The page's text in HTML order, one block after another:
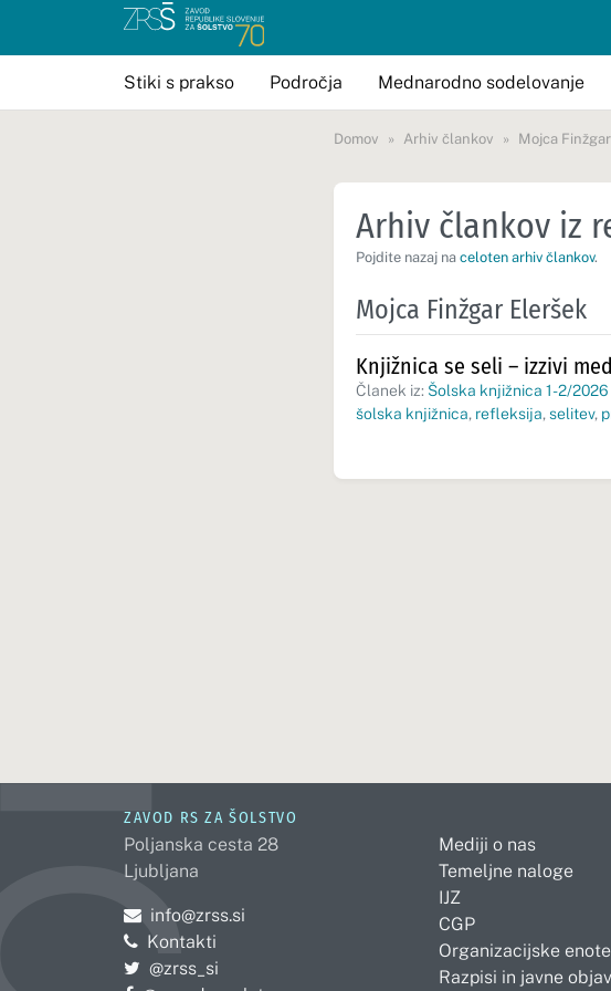
Stiki s prakso Področja Mednarodno sodelovanje
Domov Arhiv člankov Mojca
Arhiv člankov iz
Pojdite nazaj na celoten arhiv člankov.
Mojca Finžgar Eleršek
Knjižnica se seli – izzivi
Članek iz: Šolska knjižnica 1-2/2026
šolska knjižnica, refleksija, selitev,
ZAVOD RS ZA ŠOLSTVO
Poljanska cesta 28
Ljubljana
Pošljite e-mail na
info@zrss.si
Kontakti
Pojdite na Twitter:
@zrss_si
Mediji o nas
Temeljne naloge
IJZ
CGP
Organizacijske enote
Razpisi in javne